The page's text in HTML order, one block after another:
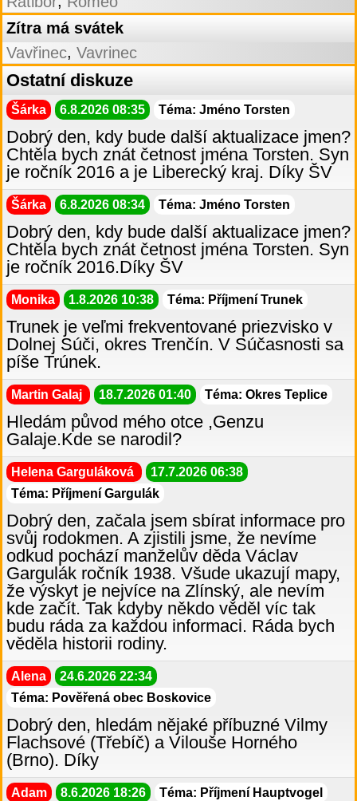
Zítra má svátek
Vavřinec, Vavrinec
Ostatní diskuze
Šárka 6.8.2026 08:35 Téma: Jméno Torsten
Dobrý den, kdy bude další aktualizace jmen?
Chtěla bych znát četnost jména Torsten. Syn
je ročník 2016 a je Liberecký kraj. Díky ŠV
Šárka 6.8.2026 08:34 Téma: Jméno Torsten
Dobrý den, kdy bude další aktualizace jmen?
Chtěla bych znát četnost jména Torsten. Syn
je ročník 2016.Díky ŠV
Monika 1.8.2026 10:38 Téma: Příjmení Trunek
Trunek je veľmi frekventované priezvisko v
Dolnej Súči, okres Trenčín. V Súčasnosti sa
píše Trúnek.
Martin Galaj 18.7.2026 01:40 Téma: Okres Teplice
Hledám původ mého otce ,Genzu
Galaje.Kde se narodil?
Helena Garguláková
17.7.2026 06:38
Téma: Příjmení Gargulák
Dobrý den, začala jsem sbírat informace pro
svůj rodokmen. A zjistili jsme, že nevíme
odkud pochází manželův děda Václav
Gargulák ročník 1938. Všude ukazují mapy,
že výskyt je nejvíce na Zlínský, ale nevím
kde začít. Tak kdyby někdo věděl víc tak
budu ráda za každou informaci. Ráda bych
věděla historii rodiny.
Alena
24.6.2026 22:34
Téma: Pověřená obec Boskovice
Dobrý den, hledám nějaké příbuzné Vilmy
Flachsové (Třebíč) a Vilouše Horného
(Brno). Díky
Adam 8.6.2026 18:26 Téma: Příjmení Hauptvogel